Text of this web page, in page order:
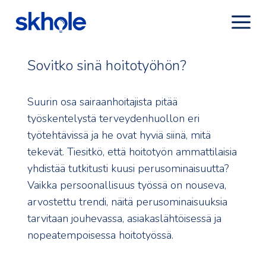
Sovitko sinä hoitotyöhön?
Suurin osa sairaanhoitajista pitää
työskentelystä terveydenhuollon eri
työtehtävissä ja he ovat hyviä siinä, mitä
tekevät. Tiesitkö, että hoitotyön ammattilaisia
yhdistää tutkitusti kuusi perusominaisuutta?
Vaikka persoonallisuus työssä on nouseva,
arvostettu trendi, näitä perusominaisuuksia
tarvitaan jouhevassa, asiakaslähtöisessä ja
nopeatempoisessa hoitotyössä.